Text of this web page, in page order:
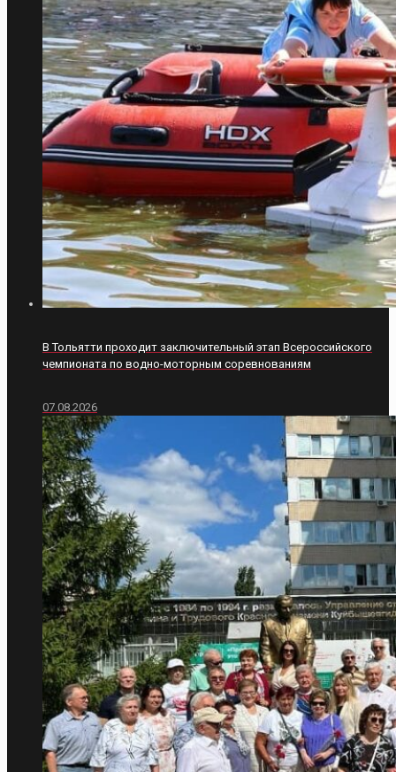
В Тольятти проходит заключительный этап Всероссийского
чемпионата по водно-моторным соревнованиям
07.08.2026